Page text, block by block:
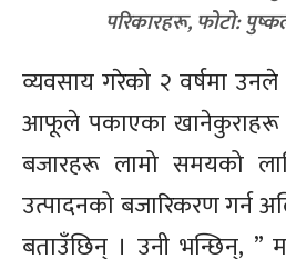
परिकारहरू, फोटो:
व्यवसाय गरेको २ वर्षमा उनले
आफूले पकाएका खानेकुराहरू
बजारहरू लामो समयको
उत्पादनको बजारिकरण गर्न
बताउँछिन् । उनी भन्छिन्, ”